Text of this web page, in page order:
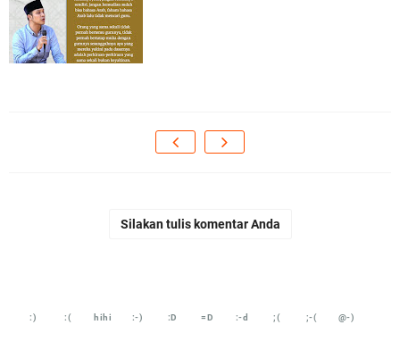
Silakan tulis komentar Anda
:) :( hihi :-) :D =D :-d ;( ;-( @-)